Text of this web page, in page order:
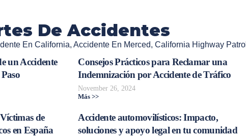
De Accidentes
En California, Accidente En Merced, California Highway Patrol
un Accidente
Consejos Prácticos para Reclamar una
Indemnización por Accidente de Tráfico
November 26, 2024
Más >>
de
en España
Accidente automovilísticos: Impacto,
soluciones y apoyo legal en tu comunidad